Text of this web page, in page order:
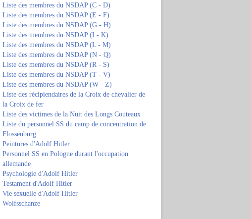
Liste des membres du NSDAP (C - D)
Liste des membres du NSDAP (E - F)
Liste des membres du NSDAP (G - H)
Liste des membres du NSDAP (I - K)
Liste des membres du NSDAP (L - M)
Liste des membres du NSDAP (N - Q)
Liste des membres du NSDAP (R - S)
Liste des membres du NSDAP (T - V)
Liste des membres du NSDAP (W - Z)
Liste des récipiendaires de la Croix de chevalier de
la Croix de fer
Liste des victimes de la Nuit des Longs Couteaux
Liste du personnel SS du camp de concentration de
Flossenburg
Peintures d'Adolf Hitler
Personnel SS en Pologne durant l'occupation
allemande
Psychologie d'Adolf Hitler
Testament d'Adolf Hitler
Vie sexuelle d'Adolf Hitler
Wolfsschanze